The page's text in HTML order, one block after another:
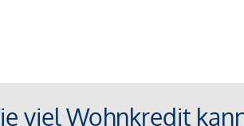
viel Wohnkredit